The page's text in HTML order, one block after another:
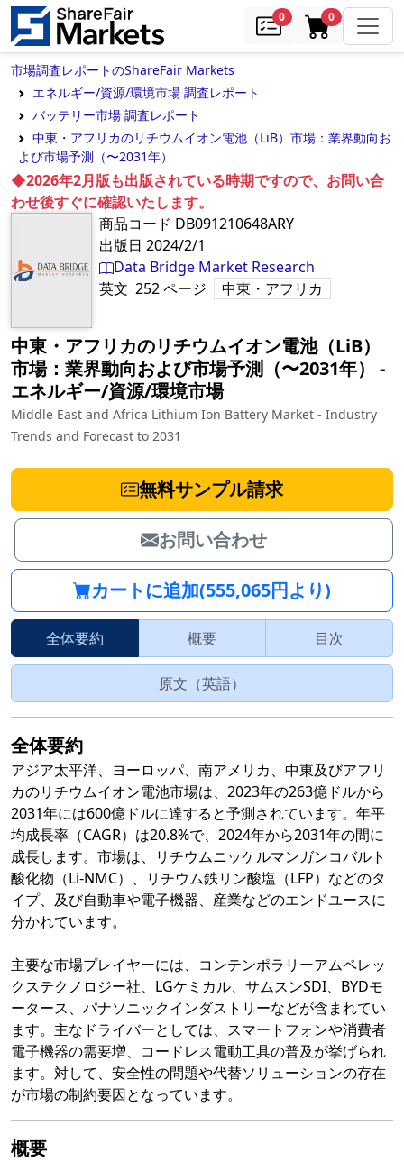
0samples0in cart
市場調査レポートのShareFair Markets
エネルギー/資源/環境市場 調査レポート
バッテリー市場 調査レポート
中東・アフリカのリチウムイオン電池（LiB）市場：業界動向お
よび市場予測（〜2031年）
◆2026年2月版も出版されている時期ですので、お問い合
わせ後すぐに確認いたします。
商品コード DB091210648ARY
出版日 2024/2/1
Data Bridge Market Research
英文 252ページ 中東・アフリカ
中東・アフリカのリチウムイオン電池（LiB）
市場：業界動向および市場予測（〜2031年）
‐
エネルギー/資源/環境市場
Middle East and Africa Lithium Ion Battery Market - Industry
Trends and Forecast to 2031
無料サンプル請求
お問い合わせ
カートに追加(555,065円より)
全体要約 概要 目次
原文（英語）
全体要約
アジア太平洋、ヨーロッパ、南アメリカ、中東及びアフリ
カのリチウムイオン電池市場は、2023年の263億ドルから
2031年には600億ドルに達すると予測されています。年平
均成長率（CAGR）は20.8%で、2024年から2031年の間に
成長します。市場は、リチウムニッケルマンガンコバルト
酸化物（Li-NMC）、リチウム鉄リン酸塩（LFP）などのタ
イプ、及び自動車や電子機器、産業などのエンドユースに
分かれています。
主要な市場プレイヤーには、コンテンポラリーアムペレッ
クステクノロジー社、LGケミカル、サムスンSDI、BYDモ
ータース、パナソニックインダストリーなどが含まれてい
ます。主なドライバーとしては、スマートフォンや消費者
電子機器の需要増、コードレス電動工具の普及が挙げられ
ます。対して、安全性の問題や代替ソリューションの存在
が市場の制約要因となっています。
概要